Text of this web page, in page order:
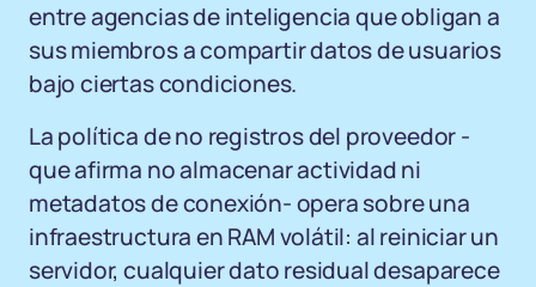
entre agencias de inteligencia que obligan a
sus miembros a compartir datos de usuarios
bajo ciertas condiciones.
La política de no registros del proveedor -
que afirma no almacenar actividad ni
metadatos de conexión- opera sobre una
infraestructura en RAM volátil: al reiniciar un
servidor, cualquier dato residual desaparece